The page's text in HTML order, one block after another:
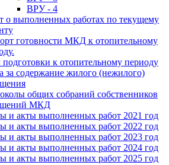
ВРУ - 4
о выполненных работах по текущему
готовности МКД к отопительному
к отопительному периоду
за содержание жилого (нежилого)
общих собраний собственников
МКД
и акты выполненных работ 2021 год
и акты выполненных работ 2022 год
и акты выполненных работ 2023 год
и акты выполненных работ 2024 год
и акты выполненных работ 2025 год